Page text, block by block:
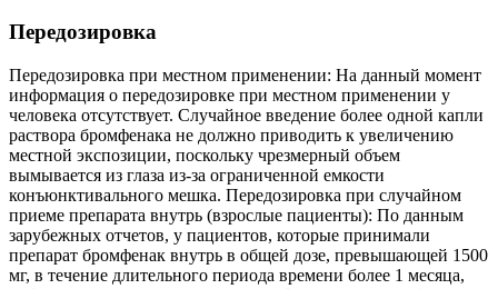
Передозировка
Передозировка при местном применении: На данный момент
информация о передозировке при местном применении у
человека отсутствует. Случайное введение более одной капли
раствора бромфенака не должно приводить к увеличению
местной экспозиции, поскольку чрезмерный объем
вымывается из глаза из-за ограниченной емкости
конъюнктивального мешка. Передозировка при случайном
приеме препарата внутрь (взрослые пациенты): По данным
зарубежных отчетов, у пациентов, которые принимали
препарат бромфенак внутрь в общей дозе, превышающей 1500
мг, в течение длительного периода времени более 1 месяца,